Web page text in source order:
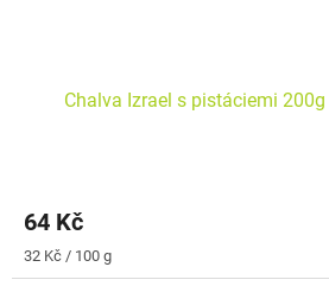
Chalva Izrael s pistáciemi
64 Kč
Měrná
cena:
32 Kč / 100 g